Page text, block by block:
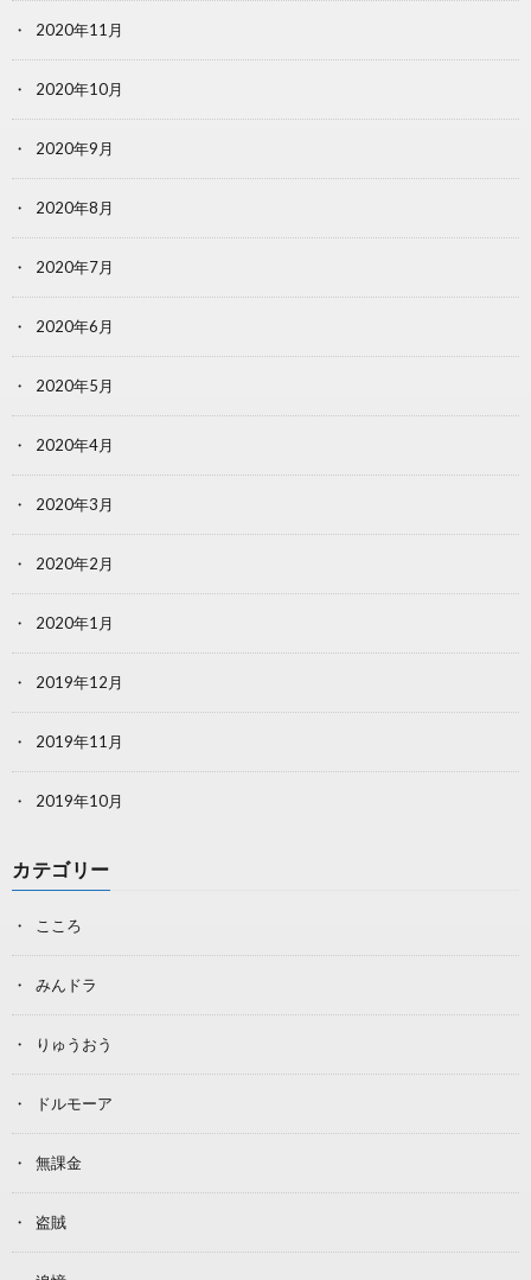
2020年11月
2020年10月
2020年9月
2020年8月
2020年7月
2020年6月
2020年5月
2020年4月
2020年3月
2020年2月
2020年1月
2019年12月
2019年11月
2019年10月
カテゴリー
こころ
みんドラ
りゅうおう
ドルモーア
無課金
盗賊